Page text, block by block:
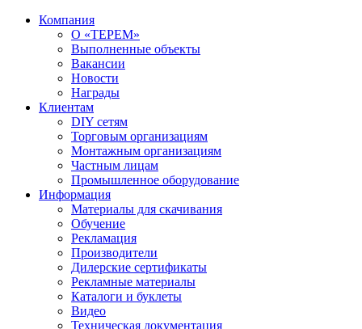
Компания
О «ТЕРЕМ»
Выполненные объекты
Вакансии
Новости
Награды
Клиентам
DIY сетям
Торговым организациям
Монтажным организациям
Частным лицам
Промышленное оборудование
Информация
Материалы для скачивания
Обучение
Рекламация
Производители
Дилерские сертификаты
Рекламные материалы
Каталоги и буклеты
Видео
Техническая документация